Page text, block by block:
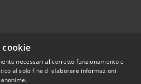
necessari al corretto funzionamento e
al solo fine di elaborare informazioni